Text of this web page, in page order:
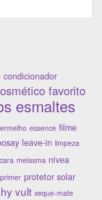
condicionador
favorito
esmaltes
essence filme
leave-in limpeza
melasma nivea
primer protetor solar
vult xeque-mate